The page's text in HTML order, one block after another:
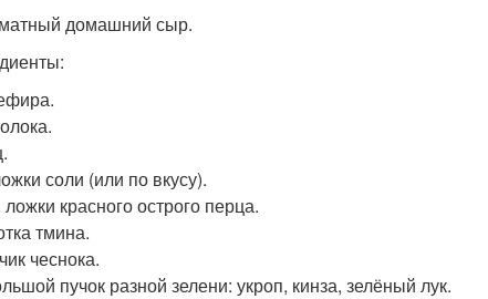
домашний сыр.
соли (или по вкусу).
ложки красного острого перца.
тмина.
чеснока.
пучок разной зелени: укроп, кинза, зелёный лук.